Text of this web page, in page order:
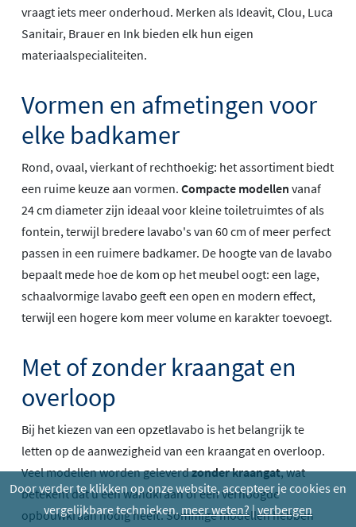
Door verder te klikken op onze website, accepteer je cookies en
vergelijkbare technieken. meer weten?|verbergen
vraagt iets meer onderhoud. Merken als Ideavit, Clou, Luca
Sanitair, Brauer en Ink bieden elk hun eigen
materiaalspecialiteiten.
Vormen en afmetingen voor
elke badkamer
Rond, ovaal, vierkant of rechthoekig: het assortiment biedt
een ruime keuze aan vormen. Compacte modellen vanaf
24 cm diameter zijn ideaal voor kleine toiletruimtes of als
fontein, terwijl bredere lavabo's van 60 cm of meer perfect
passen in een ruimere badkamer. De hoogte van de lavabo
bepaalt mede hoe de kom op het meubel oogt: een lage,
schaalvormige lavabo geeft een open en modern effect,
terwijl een hogere kom meer volume en karakter toevoegt.
Met of zonder kraangat en
overloop
Bij het kiezen van een opzetlavabo is het belangrijk te
letten op de aanwezigheid van een kraangat en overloop.
Veel modellen worden geleverdzonder kraangat, wat
betekent dat u een wandkraan of een verhoogde
opbouwkraan nodig heeft. Sommige modellen hebben